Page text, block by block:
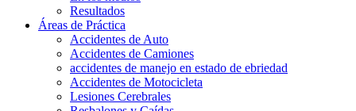
Resultados
Áreas de Práctica
Accidentes de Auto
Accidentes de Camiones
accidentes de manejo en estado de ebriedad
Accidentes de Motocicleta
Lesiones Cerebrales